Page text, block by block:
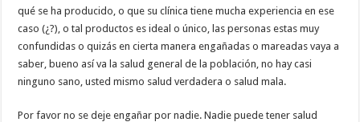
qué se ha producido, o que su clínica tiene mucha experiencia en ese
caso (¿?), o tal productos es ideal o único, las personas estas muy
confundidas o quizás en cierta manera engañadas o mareadas vaya a
saber, bueno así va la salud general de la población, no hay casi
ninguno sano, usted mismo salud verdadera o salud mala.
Por favor no se deje engañar por nadie. Nadie puede tener salud